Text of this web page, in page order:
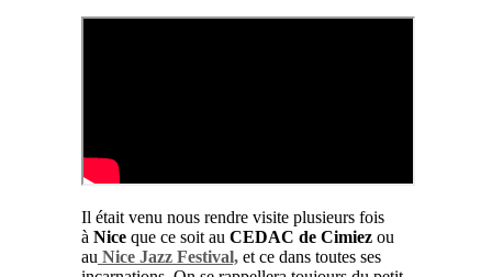
Il était venu nous rendre visite plusieurs fois
à Nice que ce soit au CEDAC de Cimiez ou
au Nice Jazz Festival, et ce dans toutes ses